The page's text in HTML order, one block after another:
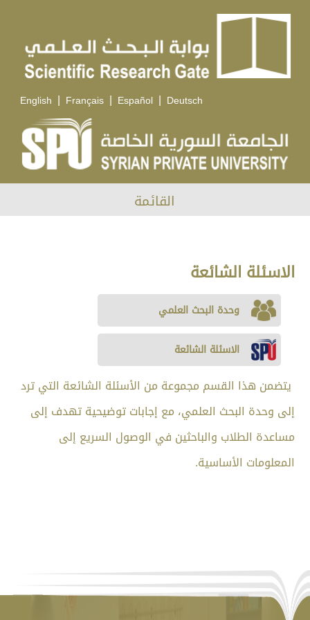
English | Français | Español | Deutsch
القائمة
الاسئلة الشائعة
وحدة البحث العلمي
الاسئلة الشائعة
يتضمن هذا القسم مجموعة من الأسئلة الشائعة التي ترد
إلى وحدة البحث العلمي، مع إجابات توضيحية تهدف إلى
مساعدة الطلاب والباحثين في الوصول السريع إلى
المعلومات الأساسية.